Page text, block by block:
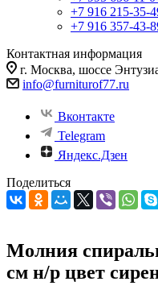
+7 916 215-35-
+7 916 357-43-
Контактная информация
г. Москва, шоссе
info@furniturof77.ru
Вконтакте
Telegram
Яндекс.Дзен
Поделиться
Молния
см н/р цвет